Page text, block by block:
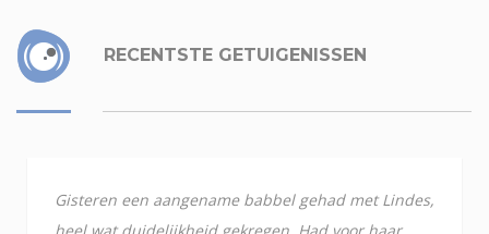
RECENTSTE GETUIGENISSEN
Gisteren een aangename babbel gehad met Lindes,